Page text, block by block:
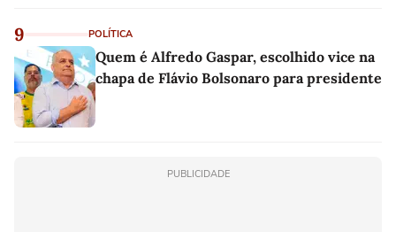
9 POLÍTICA
Quem é Alfredo Gaspar, escolhido vice na
chapa de Flávio Bolsonaro para presidente
PUBLICIDADE